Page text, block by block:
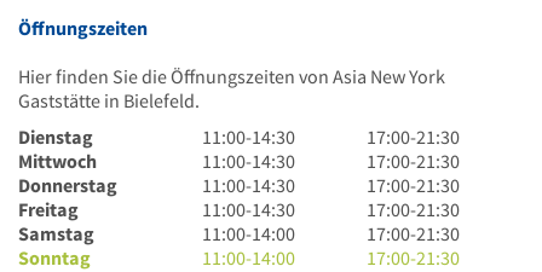
Öffnungszeiten
Hier finden Sie die Öffnungszeiten von Asia New York
Gaststätte in Bielefeld.
Dienstag
11
Uhr
bis
14
Uhr
30
11:00-14:30
17
Uhr
bis
21
Uhr
30
17:00-21:30
Mittwoch
11
Uhr
bis
14
Uhr
11:00-14:30
17
Uhr
bis
21
Uhr
17:00-21:30
Donnerstag
11
Uhr
bis
14
11:00-14:30
17
Uhr
bis
21
17:00-21:30
Freitag
11
Uhr
bis
11:00-14:30
17
Uhr
bis
17:00-21:30
Samstag
11
Uhr
11:00-14:00
17
Uhr
17:00-21:30
Sonntag
11
11:00-14:00
17
17:00-21:30